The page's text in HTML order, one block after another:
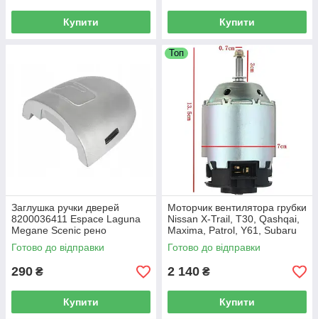
Купити Купити
Заглушка ручки дверей
8200036411 Espace Laguna
Megane Scenic рено
Готово до відправки
290 ₴
Купити
Топ
Моторчик вентилятора грубки
Nissan X-Trail, T30, Qashqai,
Maxima, Patrol, Y61, Subaru
Impreza (272258H31C)
Готово до відправки
2 140 ₴
Купити